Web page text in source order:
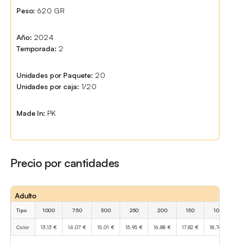
Peso: 620 GR
Año: 2024
Temporada: 2
Unidades por Paquete: 20
Unidades por caja: 1/20
Made In: PK
Precio por cantidades
Adulto
Tipo 1000 750 500 250 200 150 100
Color 13,13 € 14,07 € 15,01 € 15,95 € 16,88 € 17,82 € 18,76 €